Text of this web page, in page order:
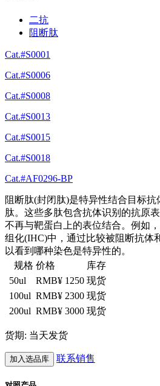
二抗
阻断肽
Cat.#S0001
Cat.#S0006
Cat.#S0008
Cat.#S0013
Cat.#S0015
Cat.#S0018
Cat.#AF0296-BP
阻断肽(封闭肽)是特异性结合目标
肽。这些多肽包含抗体识别的抗原
不再与靶蛋白上的表位结合。例如
组化(IHC)中，通过比较被阻断抗体
以看到哪种染色是特异性的。
规格 价格
库存
50ul
RMB¥ 1250 现货
100ul RMB¥ 2300 现货
200ul RMB¥ 3000 现货
货期: 当天发货
加入选品库 联系销售